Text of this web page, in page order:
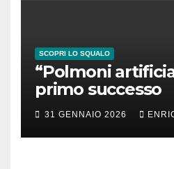
SCOPRI LO SQUALO
“Polmoni
primo successo
31 GENNAIO 2026